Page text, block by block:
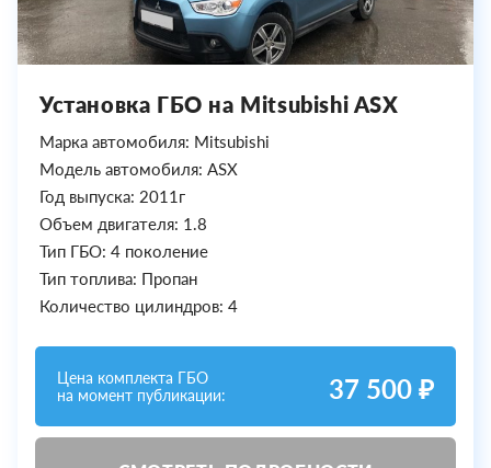
Установка ГБО на Mitsubishi ASX
Марка автомобиля: Mitsubishi
Модель автомобиля: ASX
Год выпуска: 2011г
Объем двигателя: 1.8
Тип ГБО: 4 поколение
Тип топлива: Пропан
Количество цилиндров: 4
Цена комплекта ГБО
на момент публикации:
37 500 ₽